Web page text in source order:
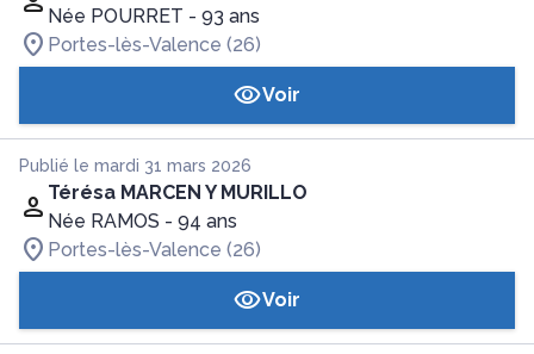
Née POURRET - 93 ans
Portes-lès-Valence (26)
Voir
Publié le mardi 31 mars 2026
Térésa MARCEN Y MURILLO
Née RAMOS - 94 ans
Portes-lès-Valence (26)
Voir